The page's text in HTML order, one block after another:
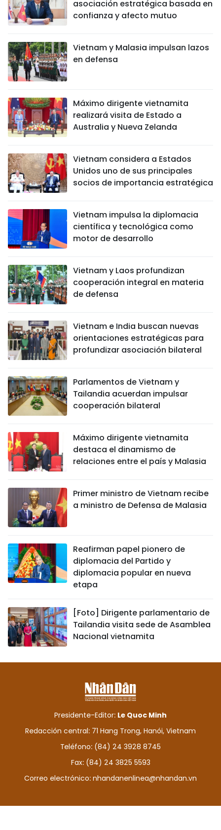
asociación estratégica basada en
confianza y afecto mutuo
Vietnam y Malasia impulsan lazos
en defensa
Máximo dirigente vietnamita
realizará visita de Estado a
Australia y Nueva Zelanda
Vietnam considera a Estados
Unidos uno de sus principales
socios de importancia estratégica
Vietnam impulsa la diplomacia
científica y tecnológica como
motor de desarrollo
Vietnam y Laos profundizan
cooperación integral en materia
de defensa
Vietnam e India buscan nuevas
orientaciones estratégicas para
profundizar asociación bilateral
Parlamentos de Vietnam y
Tailandia acuerdan impulsar
cooperación bilateral
Máximo dirigente vietnamita
destaca el dinamismo de
relaciones entre el país y Malasia
Primer ministro de Vietnam recibe
a ministro de Defensa de Malasia
Reafirman papel pionero de
diplomacia del Partido y
diplomacia popular en nueva
etapa
[Foto] Dirigente parlamentario de
Tailandia visita sede de Asamblea
Nacional vietnamita
Presidente-Editor: Le Quoc Minh
Redacción central: 71 Hang Trong, Hanói, Vietnam
Teléfono: (84) 24 3928 8745
Fax: (84) 24 3825 5593
Correo electrónico: nhandanenlinea@nhandan.vn